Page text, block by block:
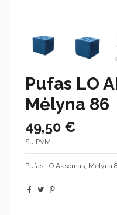
Pufas LO
Mėlyna 86
49,50 €
Su PVM
Pufas LO Aksomas, Mėlyna